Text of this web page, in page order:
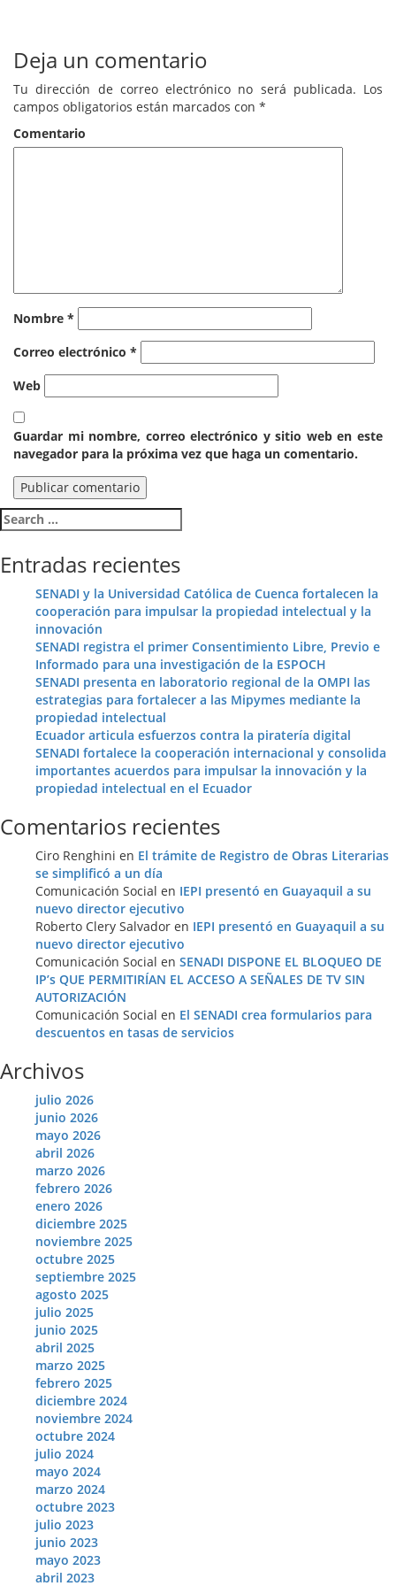
Deja un comentario
Tu dirección de correo electrónico no será publicada. Los
campos obligatorios están marcados con *
Comentario
Nombre *
Correo electrónico *
Web
Guardar mi nombre, correo electrónico y sitio web en este
navegador para la próxima vez que haga un comentario.
Search
for:
Entradas recientes
SENADI y la Universidad Católica de Cuenca fortalecen la
cooperación para impulsar la propiedad intelectual y la
innovación
SENADI registra el primer Consentimiento Libre, Previo e
Informado para una investigación de la ESPOCH
SENADI presenta en laboratorio regional de la OMPI las
estrategias para fortalecer a las Mipymes mediante la
propiedad intelectual
Ecuador articula esfuerzos contra la piratería digital
SENADI fortalece la cooperación internacional y consolida
importantes acuerdos para impulsar la innovación y la
propiedad intelectual en el Ecuador
Comentarios recientes
Ciro Renghini en El trámite de Registro de Obras Literarias
se simplificó a un día
Comunicación Social en IEPI presentó en Guayaquil a su
nuevo director ejecutivo
Roberto Clery Salvador en IEPI presentó en Guayaquil a su
nuevo director ejecutivo
Comunicación Social en SENADI DISPONE EL BLOQUEO DE
IP’s QUE PERMITIRÍAN EL ACCESO A SEÑALES DE TV SIN
AUTORIZACIÓN
Comunicación Social en El SENADI crea formularios para
descuentos en tasas de servicios
Archivos
julio 2026
junio 2026
mayo 2026
abril 2026
marzo 2026
febrero 2026
enero 2026
diciembre 2025
noviembre 2025
octubre 2025
septiembre 2025
agosto 2025
julio 2025
junio 2025
abril 2025
marzo 2025
febrero 2025
diciembre 2024
noviembre 2024
octubre 2024
julio 2024
mayo 2024
marzo 2024
octubre 2023
julio 2023
junio 2023
mayo 2023
abril 2023